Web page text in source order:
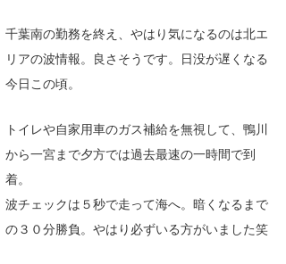
千葉南の勤務を終え、やはり気になるのは北エ
リアの波情報。良さそうです。日没が遅くなる
今日この頃。
トイレや自家用車のガス補給を無視して、鴨川
から一宮まで夕方では過去最速の一時間で到
着。
波チェックは５秒で走って海へ。暗くなるまで
の３０分勝負。やはり必ずいる方がいました笑
喜納海人
KID
KOBU
KY
mitz
OYZ